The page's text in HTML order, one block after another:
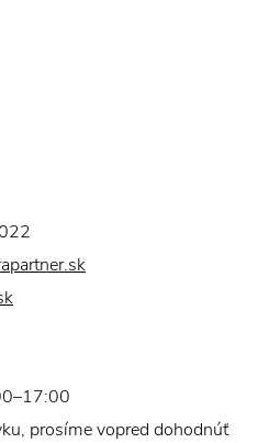
prosíme vopred dohodnúť